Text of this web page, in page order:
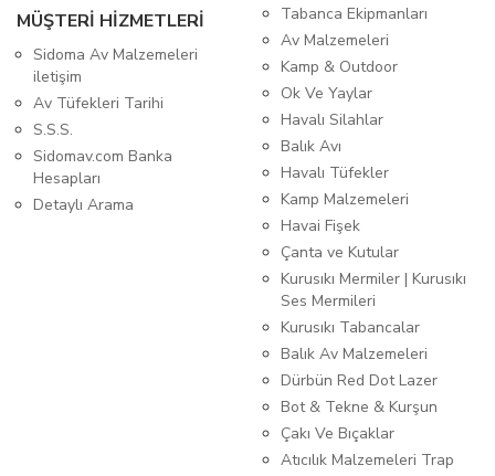
MÜŞTERİ HİZMETLERİ
Sidoma Av Malzemeleri
iletişim
Av Tüfekleri Tarihi
S.S.S.
Sidomav.com Banka
Hesapları
Detaylı Arama
Tabanca Ekipmanları
Av Malzemeleri
Kamp & Outdoor
Ok Ve Yaylar
Havalı Silahlar
Balık Avı
Havalı Tüfekler
Kamp Malzemeleri
Havai Fişek
Çanta ve Kutular
Kurusıkı Mermiler | Kurusıkı
Ses Mermileri
Kurusıkı Tabancalar
Balık Av Malzemeleri
Dürbün Red Dot Lazer
Bot & Tekne & Kurşun
Çakı Ve Bıçaklar
Atıcılık Malzemeleri Trap